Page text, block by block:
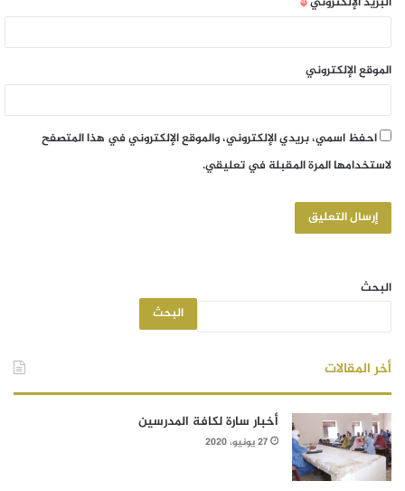
الموقع الإلكتروني
احفظ اسمي، بريدي الإلكتروني، والموقع الإلكتروني في هذا المتصفح
لاستخدامها المرة المقبلة في تعليقي.
البحث
البحث
أخر المقالات
أخبار سارة لكافة المدرسين
27 يونيو، 2020